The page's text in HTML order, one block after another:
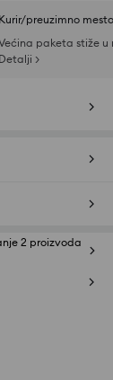
Kurir/preuzimno mesto
paketa stiže u
Detalji >
2 proizvoda